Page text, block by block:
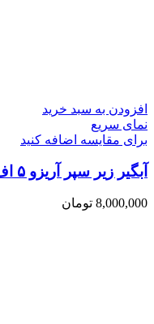
افزودن به سبد خرید
نمای سریع
برای مقایسه اضافه کنید
آبگیر زیر سپر آریزو ۵ اف ال ARRIZO 5 FL
8,000,000 تومان